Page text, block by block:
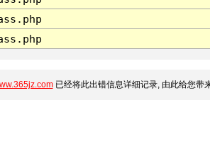
已经将此出错信息详细记录, 由此给您带